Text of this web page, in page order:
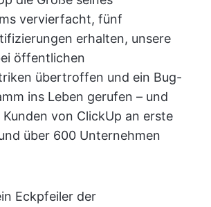
vervierfacht, fünf
erhalten, unsere
öffentlichen
übertroffen und ein Bug-
ins Leben gerufen – und
von ClickUp an erste
über 600 Unternehmen
Eckpfeiler der